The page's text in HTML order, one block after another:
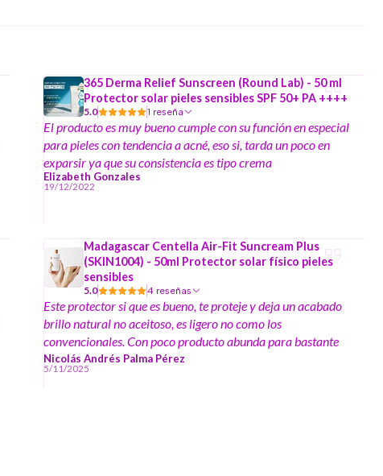
365 Derma Relief Sunscreen (Round Lab) - 50 ml
Protector solar pieles sensibles SPF 50+ PA ++++
5.0 1 reseña
El producto es muy bueno cumple con su función en especial
para pieles con tendencia a acné, eso si, tarda un poco en
exparsir ya que su consistencia es tipo crema
Elizabeth Gonzales
19/12/2022
Madagascar Centella Air-Fit Suncream Plus
(SKIN1004) - 50ml Protector solar físico pieles
sensibles
5.0 4 reseñas
Este protector si que es bueno, te proteje y deja un acabado
brillo natural no aceitoso, es ligero no como los
convencionales. Con poco producto abunda para bastante
área ; El mejor protector que he probado.
Nicolás Andrés Palma Pérez
5/11/2025